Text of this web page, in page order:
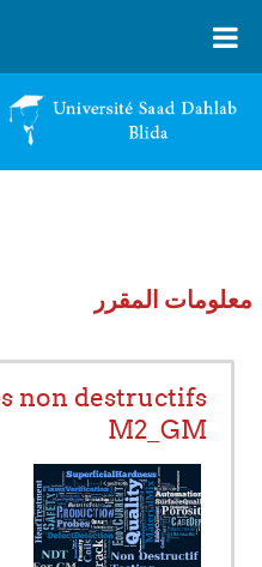
معلومات المقرر
non destructifs
M2_GM